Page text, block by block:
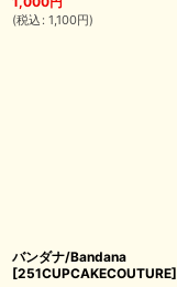
(税込 : 1,100円)
バンダナ/Bandana
[251CUPCAKECOUTURE]